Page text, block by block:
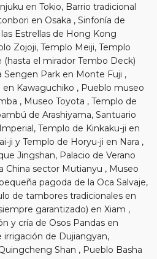
en Tokio, Barrio tradicional
en Osaka , Sinfonía de
Estrellas de Hong Kong
Zojoji, Templo Meiji, Templo
(hasta el mirador Tembo Deck)
Sengen Park en Monte Fuji ,
en Kawaguchiko , Pueblo museo
, Museo Toyota , Templo de
de Arashiyama, Santuario
Templo de Kinkaku-ji en
ji y Templo de Horyu-ji en Nara ,
Jingshan, Palacio de Verano
China sector Mutianyu , Museo
pagoda de la Oca Salvaje,
de tambores tradicionales en
garantizado) en Xiam ,
y cría de Osos Pandas en
irrigación de Dujiangyan,
Shan , Pueblo Basha